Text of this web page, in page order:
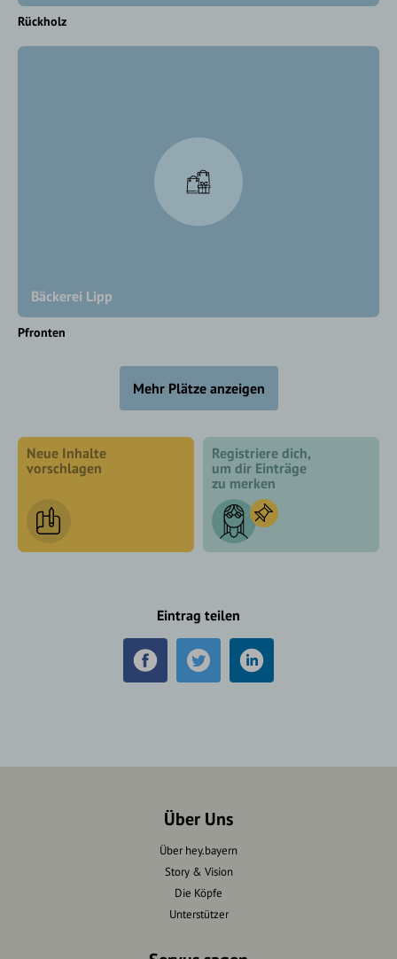
Rückholz
Bäckerei Lipp
Pfronten
Mehr Plätze anzeigen
Neue Inhalte
vorschlagen
Registriere dich,
um dir Einträge
zu merken
Eintrag teilen
Über Uns
Über hey.bayern
Story & Vision
Die Köpfe
Unterstützer